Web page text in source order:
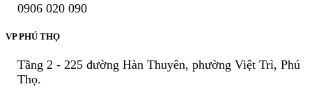
0906 020 090
VP PHÚ THỌ
Tầng 2 - 225 đường Hàn Thuyên, phường Việt Trì, Phú
Thọ.